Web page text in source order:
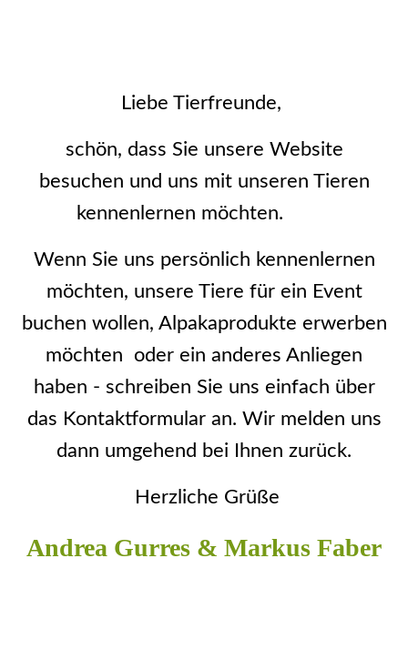
Liebe Tierfreunde,
schön, dass Sie unsere Website
besuchen und uns mit unseren Tieren
kennenlernen möchten.
Wenn Sie uns persönlich kennenlernen
möchten, unsere Tiere für ein Event
buchen wollen, Alpakaprodukte erwerben
möchten oder ein anderes Anliegen
haben - schreiben Sie uns einfach über
das Kontaktformular an. Wir melden uns
dann umgehend bei Ihnen zurück.
Herzliche Grüße
Andrea Gurres & Markus Faber